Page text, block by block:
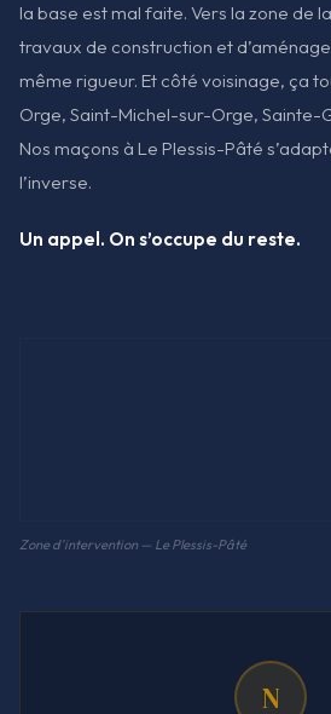
la base est mal faite. Vers la zone de
travaux de construction et
même rigueur. Et côté voisinage, ça
Orge, Saint-Michel-sur-Orge, Sainte-
Nos maçons à Le Plessis-Pâté
l’inverse.
Un appel. On s’occupe du reste.
Zone d'intervention — Le Plessis-Pâté
N